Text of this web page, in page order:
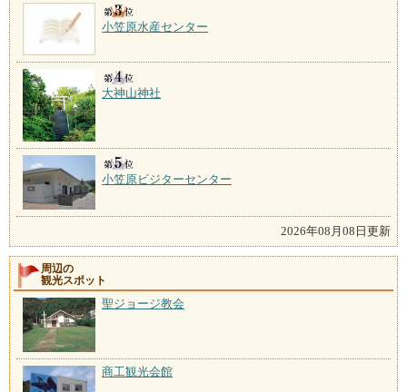
小笠原水産センター
大神山神社
小笠原ビジターセンター
2026年08月08日更新
周辺の
観光スポット
聖ジョージ教会
商工観光会館